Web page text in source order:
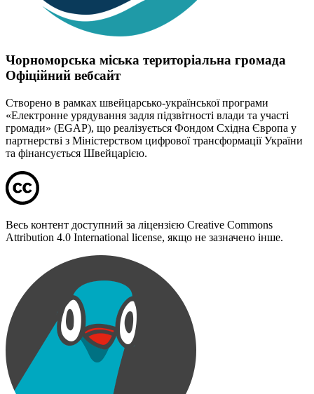
Чорноморська міська територіальна громада
Офіційний вебсайт
Створено в рамках швейцарсько-української програми
«Електронне урядування задля підзвітності влади та участі
громади» (EGAP), що реалізується Фондом Східна Європа у
партнерстві з Міністерством цифрової трансформації України
та фінансується Швейцарією.
Весь контент доступний за ліцензією Creative Commons
Attribution 4.0 International license, якщо не зазначено інше.